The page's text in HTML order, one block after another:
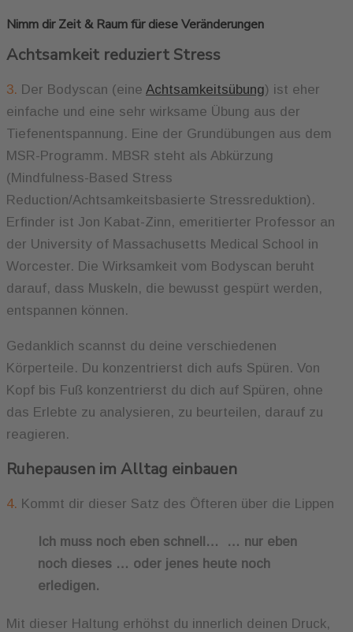
Nimm dir Zeit & Raum für diese Veränderungen
Achtsamkeit reduziert Stress
3. Der Bodyscan (eine Achtsamkeitsübung) ist eher
einfache und eine sehr wirksame Übung aus der
Tiefenentspannung. Eine der Grundübungen aus dem
MSR-Programm. MBSR steht als Abkürzung
(Mindfulness-Based Stress
Reduction/Achtsamkeitsbasierte Stressreduktion).
Erfinder ist Jon Kabat-Zinn, emeritierter Professor an
der University of Massachusetts Medical School in
Worcester. Die Wirksamkeit vom Bodyscan beruht
darauf, dass Muskeln, die bewusst gespürt werden,
entspannen können.
Gedanklich scannst du deine verschiedenen
Körperteile. Du konzentrierst dich aufs Spüren. Von
Kopf bis Fuß konzentrierst du dich auf Spüren, ohne
das Erlebte zu analysieren, zu beurteilen, darauf zu
reagieren.
Ruhepausen im Alltag einbauen
4. Kommt dir dieser Satz des Öfteren über die Lippen
Ich muss noch eben schnell… … nur eben
noch dieses … oder jenes heute noch
erledigen.
Mit dieser Haltung erhöhst du innerlich deinen Druck,